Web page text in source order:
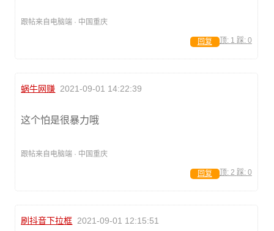
跟帖来自电脑端 · 中国重庆
顶: 1 踩: 0
回复
蜗牛网赚 2021-09-01 14:22:39
这个怕是很暴力哦
跟帖来自电脑端 · 中国重庆
顶: 2 踩: 0
回复
刷抖音下拉框 2021-09-01 12:15:51